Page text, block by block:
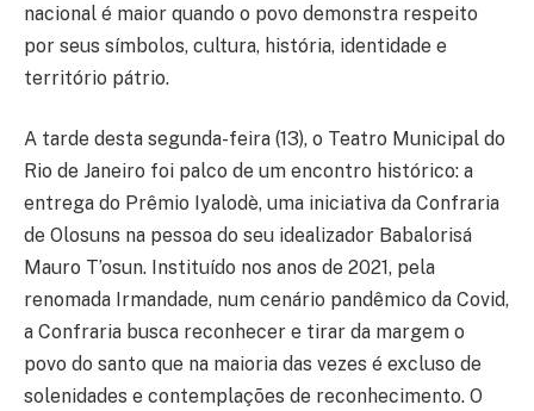
nacional é maior quando o povo demonstra respeito
por seus símbolos, cultura, história, identidade e
território pátrio.
A tarde desta segunda-feira (13), o Teatro Municipal do
Rio de Janeiro foi palco de um encontro histórico: a
entrega do Prêmio Iyalodè, uma iniciativa da Confraria
de Olosuns na pessoa do seu idealizador Babalorisá
Mauro T’osun. Instituído nos anos de 2021, pela
renomada Irmandade, num cenário pandêmico da Covid,
a Confraria busca reconhecer e tirar da margem o
povo do santo que na maioria das vezes é excluso de
solenidades e contemplações de reconhecimento. O